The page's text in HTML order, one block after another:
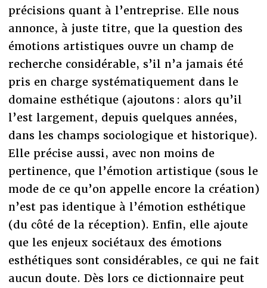
précisions quant à l’entreprise. Elle nous
annonce, à juste titre, que la question des
émotions artistiques ouvre un champ de
recherche considérable, s’il n’a jamais été
pris en charge systématiquement dans le
domaine esthétique (ajoutons : alors qu’il
l’est largement, depuis quelques années,
dans les champs sociologique et historique).
Elle précise aussi, avec non moins de
pertinence, que l’émotion artistique (sous le
mode de ce qu’on appelle encore la création)
n’est pas identique à l’émotion esthétique
(du côté de la réception). Enfin, elle ajoute
que les enjeux sociétaux des émotions
esthétiques sont considérables, ce qui ne fait
aucun doute. Dès lors ce dictionnaire peut